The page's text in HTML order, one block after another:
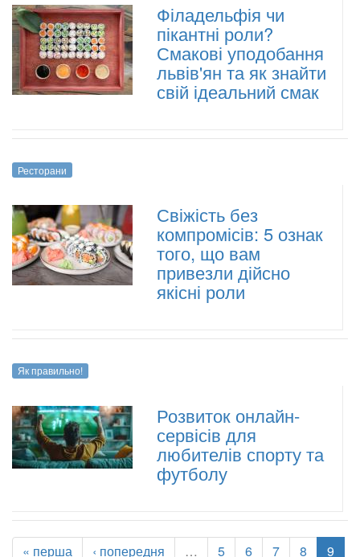
Філадельфія чи
пікантні роли?
Смакові уподобання
львів'ян та як знайти
свій ідеальний смак
Ресторани
Свіжість без
компромісів: 5 ознак
того, що вам
привезли дійсно
якісні роли
Як правильно!
Розвиток онлайн-
сервісів для
любителів спорту та
футболу
« перша ‹ попередня … 5 6 7 8 9